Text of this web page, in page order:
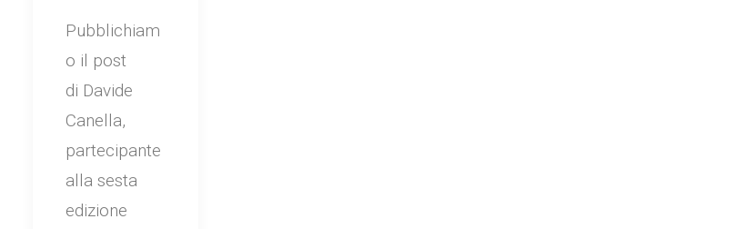
Pubblichiam
o il post
di Davide
Canella,
partecipante
alla sesta
edizione